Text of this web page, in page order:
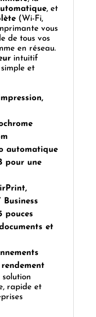
, et
(Wi-Fi,
vous
de tous vos
en réseau.
intuitif
et
automatique
pour une
pouces
et
solution
rapide et